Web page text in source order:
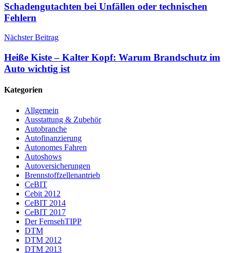
Schadengutachten bei Unfällen oder technischen
Fehlern
Nächster Beitrag
Heiße Kiste – Kalter Kopf: Warum Brandschutz im
Auto wichtig ist
Kategorien
Allgemein
Ausstattung & Zubehör
Autobranche
Autofinanzierung
Autonomes Fahren
Autoshows
Autoversicherungen
Brennstoffzellenantrieb
CeBIT
Cebit 2012
CeBIT 2014
CeBIT 2017
Der FernsehTIPP
DTM
DTM 2012
DTM 2013